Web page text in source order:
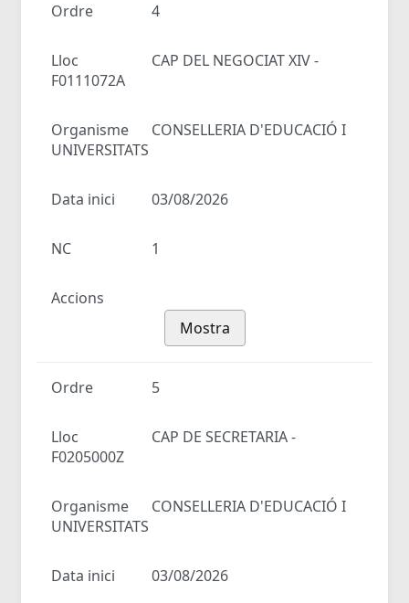
Ordre 4
Lloc
CAP DEL NEGOCIAT XIV -
F0111072A
Organisme
CONSELLERIA D'EDUCACIÓ I
UNIVERSITATS
Data inici 03/08/2026
NC 1
Accions
Mostra
Ordre 5
Lloc
CAP DE SECRETARIA -
F0205000Z
Organisme
CONSELLERIA D'EDUCACIÓ I
UNIVERSITATS
Data inici 03/08/2026